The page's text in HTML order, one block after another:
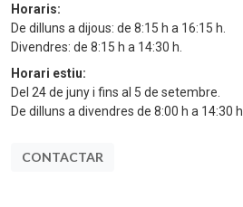
Horaris:
De dilluns a dijous: de 8:15 h a 16:15 h.
Divendres: de 8:15 h a 14:30 h.
Horari estiu:
Del 24 de juny i fins al 5 de setembre.
De dilluns a divendres de 8:00 h a 14:30 h.
CONTACTAR